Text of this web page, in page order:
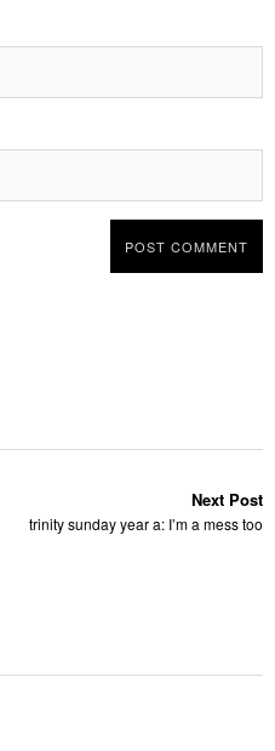
Next Post
trinity sunday year a: I’m a mess too